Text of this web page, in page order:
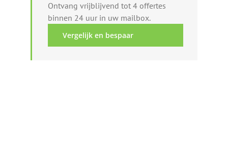
Ontvang vrijblijvend tot 4 offertes
binnen 24 uur in uw mailbox.
Vergelijk en bespaar